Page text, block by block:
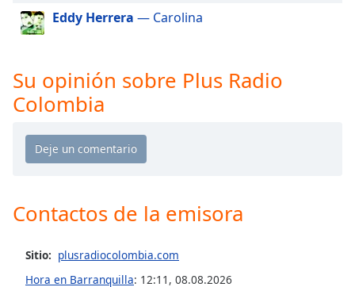
cancel
the
window.
Background
Color
Eddy Herrera — Carolina
Su opinión sobre Plus Radio
Colombia
Contactos de la emisora
Sitio: plusradiocolombia.com
Hora en Barranquilla: 12:11 , 08.08.2026